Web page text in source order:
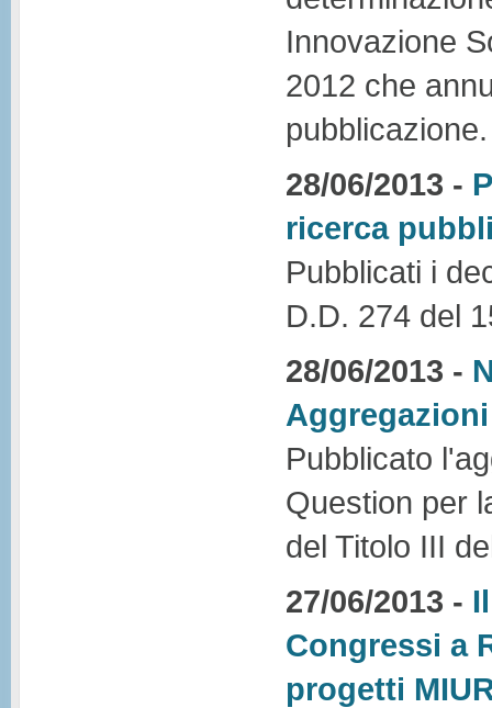
Innovazione
2012 che
pubblicazione.
28/06/2013 -
ricerca
Pubblicati i
D.D. 274 del
28/06/2013 -
Pubblicato
Question per
del Titolo III
27/06/2013 -
Congressi a
progetti